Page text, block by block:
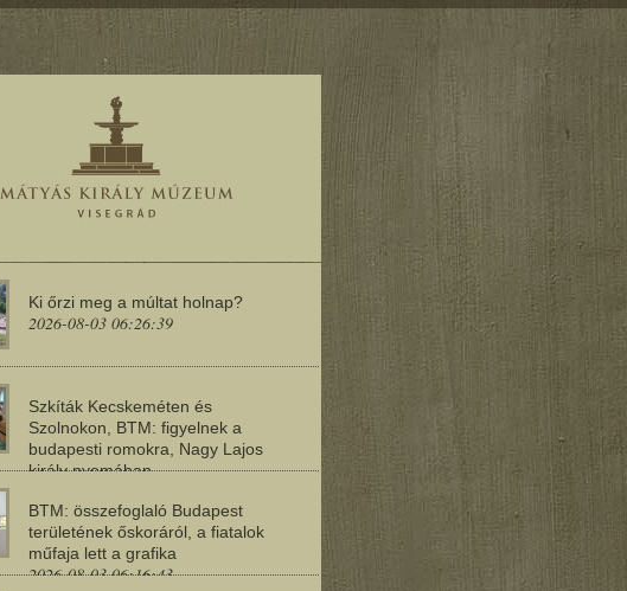
Ki őrzi meg a múltat holnap?
2026-08-03 06:26:39
Szkíták Kecskeméten és
Szolnokon, BTM: figyelnek a
budapesti romokra, Nagy Lajos
király nyomában
BTM: összefoglaló Budapest
területének őskoráról, a fiatalok
műfaja lett a grafika
2026-08-03 06:16:43